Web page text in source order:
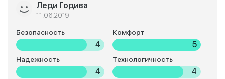
Леди Годива
11.06.2019
Безопасность
4
Комфорт
5
Надежность
4
Технологичность
4